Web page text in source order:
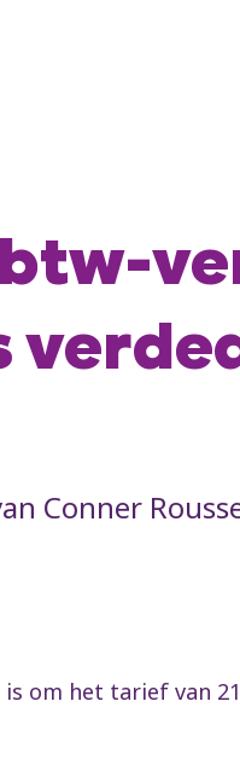
Conner
om het tarief van